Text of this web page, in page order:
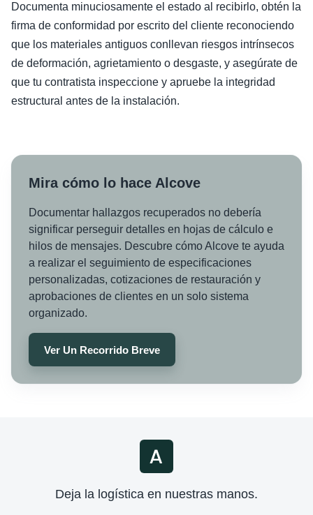
Documenta minuciosamente el estado al recibirlo, obtén la
firma de conformidad por escrito del cliente reconociendo
que los materiales antiguos conllevan riesgos intrínsecos
de deformación, agrietamiento o desgaste, y asegúrate de
que tu contratista inspeccione y apruebe la integridad
estructural antes de la instalación.
Mira cómo lo hace Alcove
Documentar hallazgos recuperados no debería
significar perseguir detalles en hojas de cálculo e
hilos de mensajes. Descubre cómo Alcove te ayuda
a realizar el seguimiento de especificaciones
personalizadas, cotizaciones de restauración y
aprobaciones de clientes en un solo sistema
organizado.
Ver Un Recorrido Breve
Deja la logística en nuestras manos.